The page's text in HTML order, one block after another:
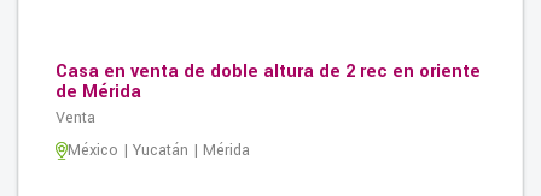
Casa en venta de doble altura de 2 rec en oriente
de Mérida
Venta
México | Yucatán | Mérida